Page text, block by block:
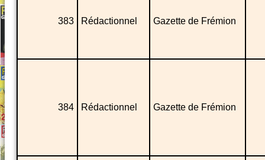
383 Rédactionnel Gazette de Frémion
384 Rédactionnel Gazette de Frémion